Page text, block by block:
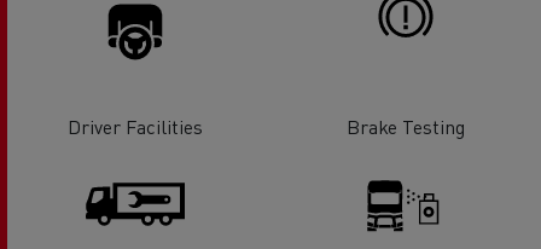
Driver Facilities Brake Testing